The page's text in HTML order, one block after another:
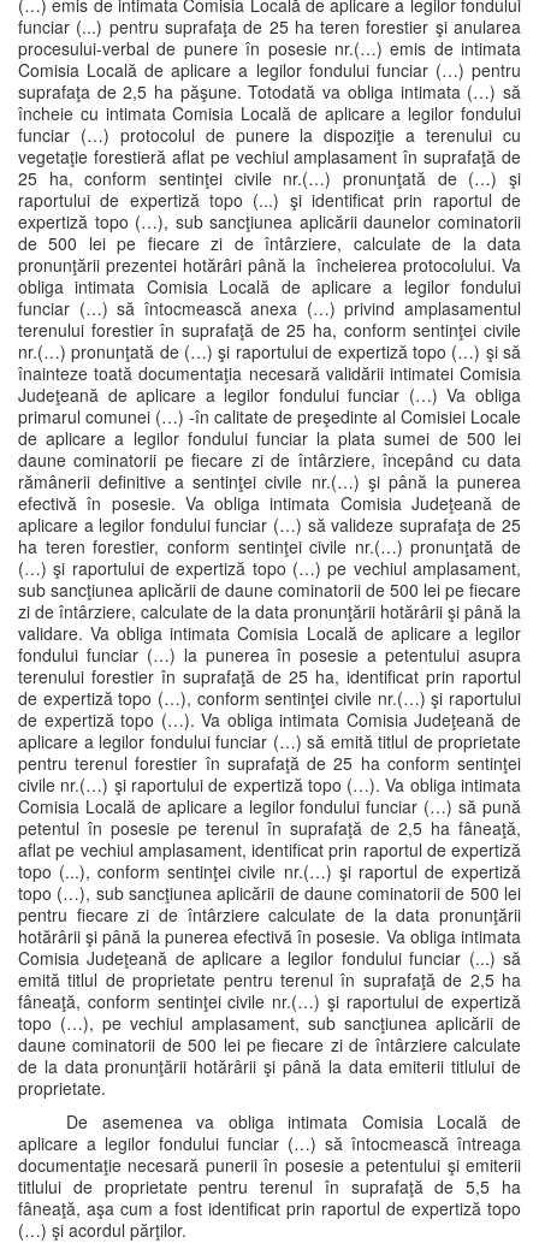
(…) emis de intimata Comisia Locală de aplicare a legilor fondului
funciar (...) pentru suprafaţa de 25 ha teren forestier şi anularea
procesului-verbal de punere în posesie nr.(…) emis de intimata
Comisia Locală de aplicare a legilor fondului funciar (…) pentru
suprafaţa de 2,5 ha păşune. Totodată va obliga intimata (…) să
încheie cu intimata Comisia Locală de aplicare a legilor fondului
funciar (…) protocolul de punere la dispoziţie a terenului cu
vegetaţie forestieră aflat pe vechiul amplasament în suprafaţă de
25 ha, conform sentinţei civile nr.(…) pronunţată de (…) şi
raportului de expertiză topo (...) şi identificat prin raportul de
expertiză topo (…), sub sancţiunea aplicării daunelor cominatorii
de 500 lei pe fiecare zi de întârziere, calculate de la data
pronunţării prezentei hotărâri până la încheierea protocolului. Va
obliga intimata Comisia Locală de aplicare a legilor fondului
funciar (…) să întocmească anexa (…) privind amplasamentul
terenului forestier în suprafaţă de 25 ha, conform sentinţei civile
nr.(…) pronunţată de (…) şi raportului de expertiză topo (…) şi să
înainteze toată documentaţia necesară validării intimatei Comisia
Judeţeană de aplicare a legilor fondului funciar (…) Va obliga
primarul comunei (…) -în calitate de preşedinte al Comisiei Locale
de aplicare a legilor fondului funciar la plata sumei de 500 lei
daune cominatorii pe fiecare zi de întârziere, începând cu data
rămânerii definitive a sentinţei civile nr.(…) şi până la punerea
efectivă în posesie. Va obliga intimata Comisia Judeţeană de
aplicare a legilor fondului funciar (…) să valideze suprafaţa de 25
ha teren forestier, conform sentinţei civile nr.(…) pronunţată de
(…) şi raportului de expertiză topo (…) pe vechiul amplasament,
sub sancţiunea aplicării de daune cominatorii de 500 lei pe fiecare
zi de întârziere, calculate de la data pronunţării hotărârii şi până la
validare. Va obliga intimata Comisia Locală de aplicare a legilor
fondului funciar (…) la punerea în posesie a petentului asupra
terenului forestier în suprafaţă de 25 ha, identificat prin raportul
de expertiză topo (…), conform sentinţei civile nr.(…) şi raportului
de expertiză topo (…). Va obliga intimata Comisia Judeţeană de
aplicare a legilor fondului funciar (…) să emită titlul de proprietate
pentru terenul forestier în suprafaţă de 25 ha conform sentinţei
civile nr.(…) şi raportului de expertiză topo (…). Va obliga intimata
Comisia Locală de aplicare a legilor fondului funciar (…) să pună
petentul în posesie pe terenul în suprafaţă de 2,5 ha fâneaţă,
aflat pe vechiul amplasament, identificat prin raportul de expertiză
topo (...), conform sentinţei civile nr.(…) şi raportul de expertiză
topo (…), sub sancţiunea aplicării de daune cominatorii de 500 lei
pentru fiecare zi de întârziere calculate de la data pronunţării
hotărârii şi până la punerea efectivă în posesie. Va obliga intimata
Comisia Judeţeană de aplicare a legilor fondului funciar (...) să
emită titlul de proprietate pentru terenul în suprafaţă de 2,5 ha
fâneaţă, conform sentinţei civile nr.(…) şi raportului de expertiză
topo (…), pe vechiul amplasament, sub sancţiunea aplicării de
daune cominatorii de 500 lei pe fiecare zi de întârziere calculate
de la data pronunţării hotărârii şi până la data emiterii titlului de
proprietate.
De asemenea va obliga intimata Comisia Locală de
aplicare a legilor fondului funciar (…) să întocmească întreaga
documentaţie necesară punerii în posesie a petentului şi emiterii
titlului de proprietate pentru terenul în suprafaţă de 5,5 ha
fâneaţă, aşa cum a fost identificat prin raportul de expertiză topo
(…) şi acordul părţilor.